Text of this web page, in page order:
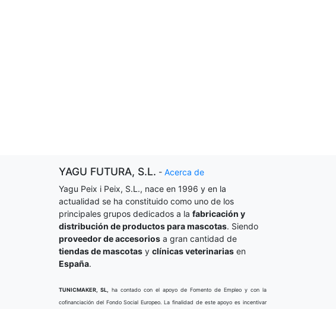
YAGU FUTURA, S.L. - Acerca de
Yagu Peix i Peix, S.L., nace en 1996 y en la
actualidad se ha constituido como uno de los
principales grupos dedicados a la fabricación y
distribución de productos para mascotas. Siendo
proveedor de accesorios a gran cantidad de
tiendas de mascotas y clínicas veterinarias en
España.
TUNICMAKER, SL,
ha contado con el apoyo de Fomento de Empleo y con la
cofinanciación del Fondo Social Europeo. La finalidad de este apoyo es incentivar